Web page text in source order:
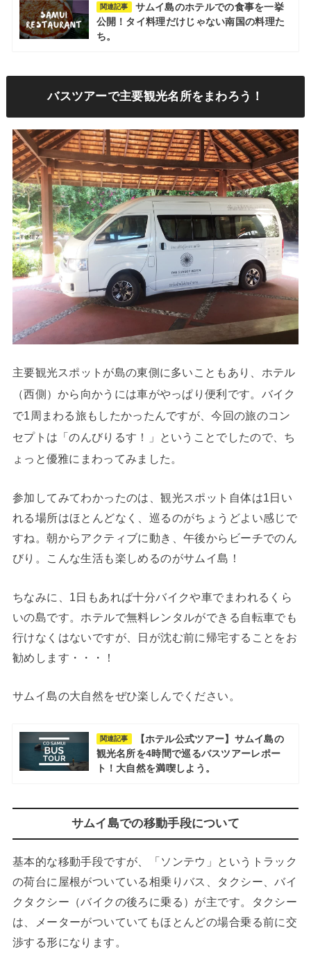
関連記事
サムイ島のホテルでの食事を一挙
公開！タイ料理だけじゃない南国の料理た
ち。
バスツアーで主要観光名所をまわろう！
主要観光スポットが島の東側に多いこともあり、ホテル
（西側）から向かうには車がやっぱり便利です。バイク
で1周まわる旅もしたかったんですが、今回の旅のコン
セプトは「のんびりるす！」ということでしたので、ち
ょっと優雅にまわってみました。
参加してみてわかったのは、観光スポット自体は1日い
れる場所はほとんどなく、巡るのがちょうどよい感じで
すね。朝からアクティブに動き、午後からビーチでのん
びり。こんな生活も楽しめるのがサムイ島！
ちなみに、1日もあれば十分バイクや車でまわれるくら
いの島です。ホテルで無料レンタルができる自転車でも
行けなくはないですが、日が沈む前に帰宅することをお
勧めします・・・！
サムイ島の大自然をぜひ楽しんでください。
関連記事
【ホテル公式ツアー】サムイ島の
観光名所を4時間で巡るバスツアーレポー
ト！大自然を満喫しよう。
サムイ島での移動手段について
基本的な移動手段ですが、「ソンテウ」というトラック
の荷台に屋根がついている相乗りバス、タクシー、バイ
クタクシー（バイクの後ろに乗る）が主です。タクシー
は、メーターがついていてもほとんどの場合乗る前に交
渉する形になります。